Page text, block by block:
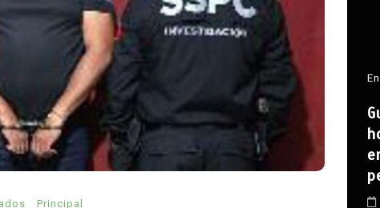
Principal
En Estilo De Vida
La nueva paternidad en México
aún enfrenta barreras: por qué
muchos hombres siguen
atrapados en el papel de
proveedores
En